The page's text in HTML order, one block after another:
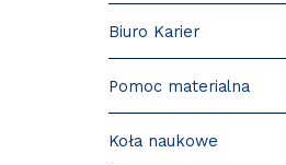
Biuro Karier
Pomoc materialna
Koła naukowe